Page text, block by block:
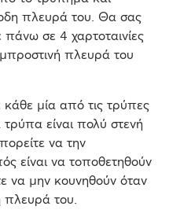
πλευρά του. Θα σας
πάνω σε 4 χαρτοταινίες
πλευρά του
μία από τις τρύπες
είναι πολύ στενή
να την
είναι να τοποθετηθούν
να μην κουνηθούν όταν
πλευρά του.